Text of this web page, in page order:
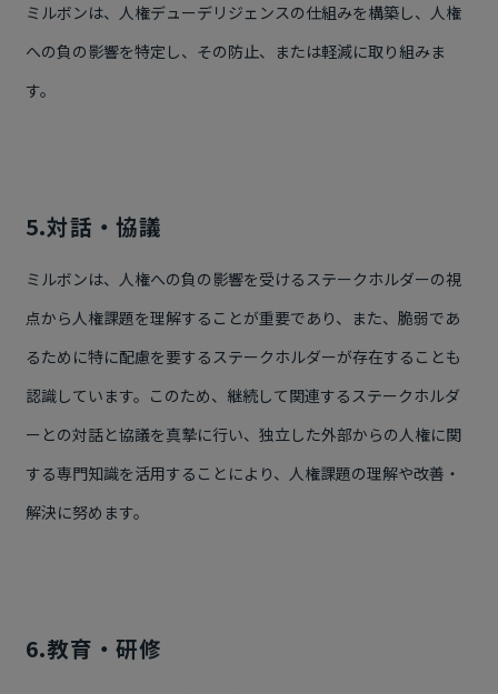
ミルボンは、人権デューデリジェンスの仕組みを構築し、人権
への負の影響を特定し、その防止、または軽減に取り組みま
す。
5.対話・協議
ミルボンは、人権への負の影響を受けるステークホルダーの視
点から人権課題を理解することが重要であり、また、脆弱であ
るために特に配慮を要するステークホルダーが存在することも
認識しています。このため、継続して関連するステークホルダ
ーとの対話と協議を真摯に行い、独立した外部からの人権に関
する専門知識を活用することにより、人権課題の理解や改善・
解決に努めます。
6.教育・研修